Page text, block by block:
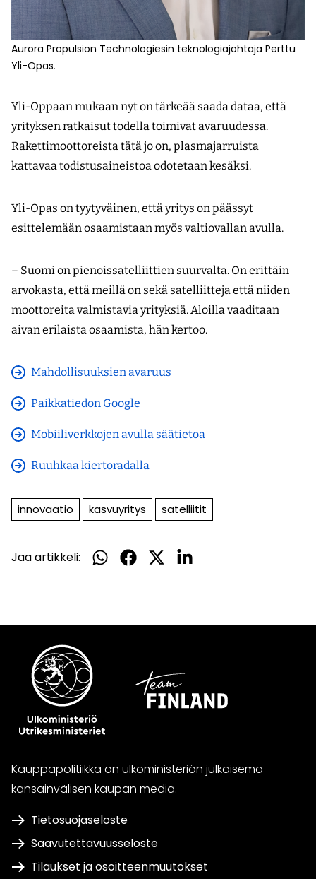
Aurora Propulsion Technologiesin teknologiajohtaja Perttu
Yli-Opas.
Yli-Oppaan mukaan nyt on tärkeää saada dataa, että
yrityksen ratkaisut todella toimivat avaruudessa.
Rakettimoottoreista tätä jo on, plasmajarruista
kattavaa todistusaineistoa odotetaan kesäksi.
Yli-Opas on tyytyväinen, että yritys on päässyt
esittelemään osaamistaan myös valtiovallan avulla.
– Suomi on pienoissatelliittien suurvalta. On erittäin
arvokasta, että meillä on sekä satelliitteja että niiden
moottoreita valmistavia yrityksiä. Aloilla vaaditaan
aivan erilaista osaamista, hän kertoo.
Mahdollisuuksien avaruus
Paikkatiedon Google
Mobiiliverkkojen avulla säätietoa
Ruuhkaa kiertoradalla
innovaatio kasvuyritys satelliitit
Jaa artikkeli:
Jaa
Jaa
Jaa
Jaa
Kauppapolitiikka on ulkoministeriön julkaisema
kansainvälisen kaupan media.
Tietosuojaseloste
Saavutettavuusseloste
Tilaukset ja osoitteenmuutokset